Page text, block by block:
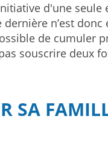
d'une seule
n’est donc
de cumuler
souscrire deux
SA